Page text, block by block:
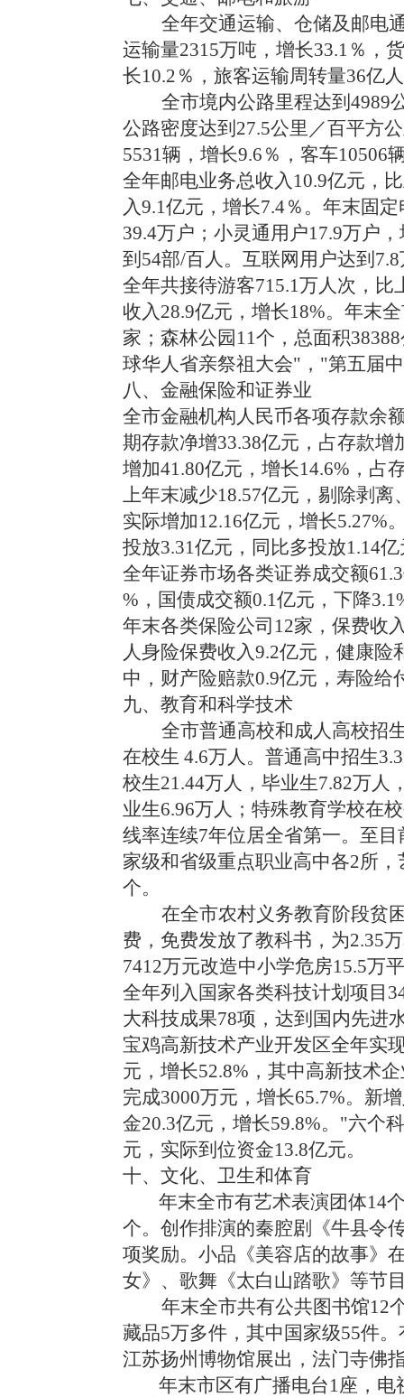
全年交通运输、仓储及邮电
运输量2315万吨，增长33.1％，
长10.2％，旅客运输周转量36亿
全市境内公路里程达到4989
公路密度达到27.5公里／百平方
5531辆，增长9.6％，客车10506
全年邮电业务总收入10.9亿元，
入9.1亿元，增长7.4％。 年末固定
39.4万户；小灵通用户17.9万户
到54部/百人。互联网用户达到
全年共接待游客715.1万人次，
收入28.9亿元，增长18%。年末
家；森林公园11个，总面积
球华人省亲祭祖大会"，"第五届
八、金融保险和证券业
全市金融机构人民币各项存款余
期存款净增33.38亿元，占存款增
增加41.80亿元，增长14.6%，占
上年末减少18.57亿元，剔除剥
实际增加12.16亿元，增长5.27%
投放3.31亿元，同比多投放1.14
全年证券市场各类证券成交额
%，国债成交额0.1亿元，下降
年末各类保险公司12家，保费收
人身险保费收入9.2亿元，健康
中，财产险赔款0.9亿元，寿险给
九、教育和科学技术
全市普通高校和成人高校招
在校生 4.6万人。普通高中招生
校生21.44万人，毕业生7.82万人
业生6.96万人；特殊教育学校在
线率连续7年位居全省第一。至
家级和省级重点职业高中各2所
个。
在全市农村义务教育阶段贫
费，免费发放了教科书，为2.35
7412万元改造中小学危房15.5万
全年列入国家各类科技计划项目
大科技成果78项，达到国内先进
宝鸡高新技术产业开发区全年实
元，增长52.8%，其中高新技术
完成3000万元，增长65.7%。新
金20.3亿元，增长59.8%。"六个
元，实际到位资金13.8亿元。
十、文化、卫生和体育
年末全市有艺术表演团体14
个。创作排演的秦腔剧《牛县令
项奖励。小品《美容店的故事》
女》、歌舞《太白山踏歌》等节
年末全市共有公共图书馆12
藏品5万多件，其中国家级55件
江苏扬州博物馆展出，法门寺佛
年末市区有广播电台1座，